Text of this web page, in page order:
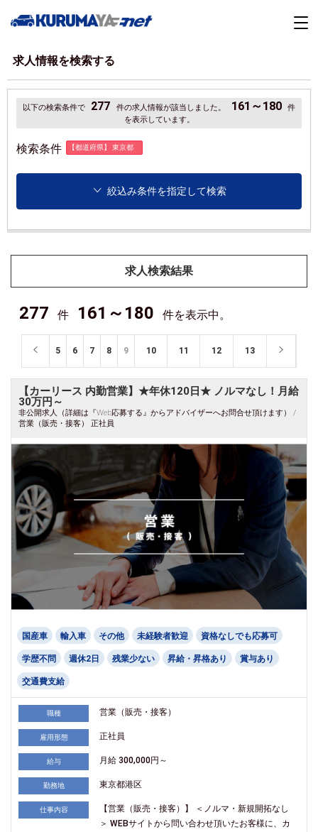
求人情報を検索する
以下の検索条件で 277 件の求人情報が該当しました。 161～180
件
を表示しています。
検索条件 【都道府県】 東京都
絞込み条件を指定して検索
求人検索結果
277 件 161～180 件を表示中。
5 6 7 8 9 10 11 12 13
【カーリース 内勤営業】★年休120日★ ノルマなし！月給
30万円～
非公開求人（詳細は『Web応募する』からアドバイザーへお問合せ頂けます） /
営業（販売・接客） 正社員
国産車 輸入車 その他 未経験者歓迎 資格なしでも応募可
学歴不問 週休2日 残業少ない 昇給・昇格あり 賞与あり
交通費支給
職種 営業（販売・接客）
雇用形態 正社員
給与 月給 300,000円～
勤務地 東京都港区
仕事内容
【営業（販売・接客）】 ＜ノルマ・新規開拓なし
＞ WEBサイトから問い合わせ頂いたお客様に、カ